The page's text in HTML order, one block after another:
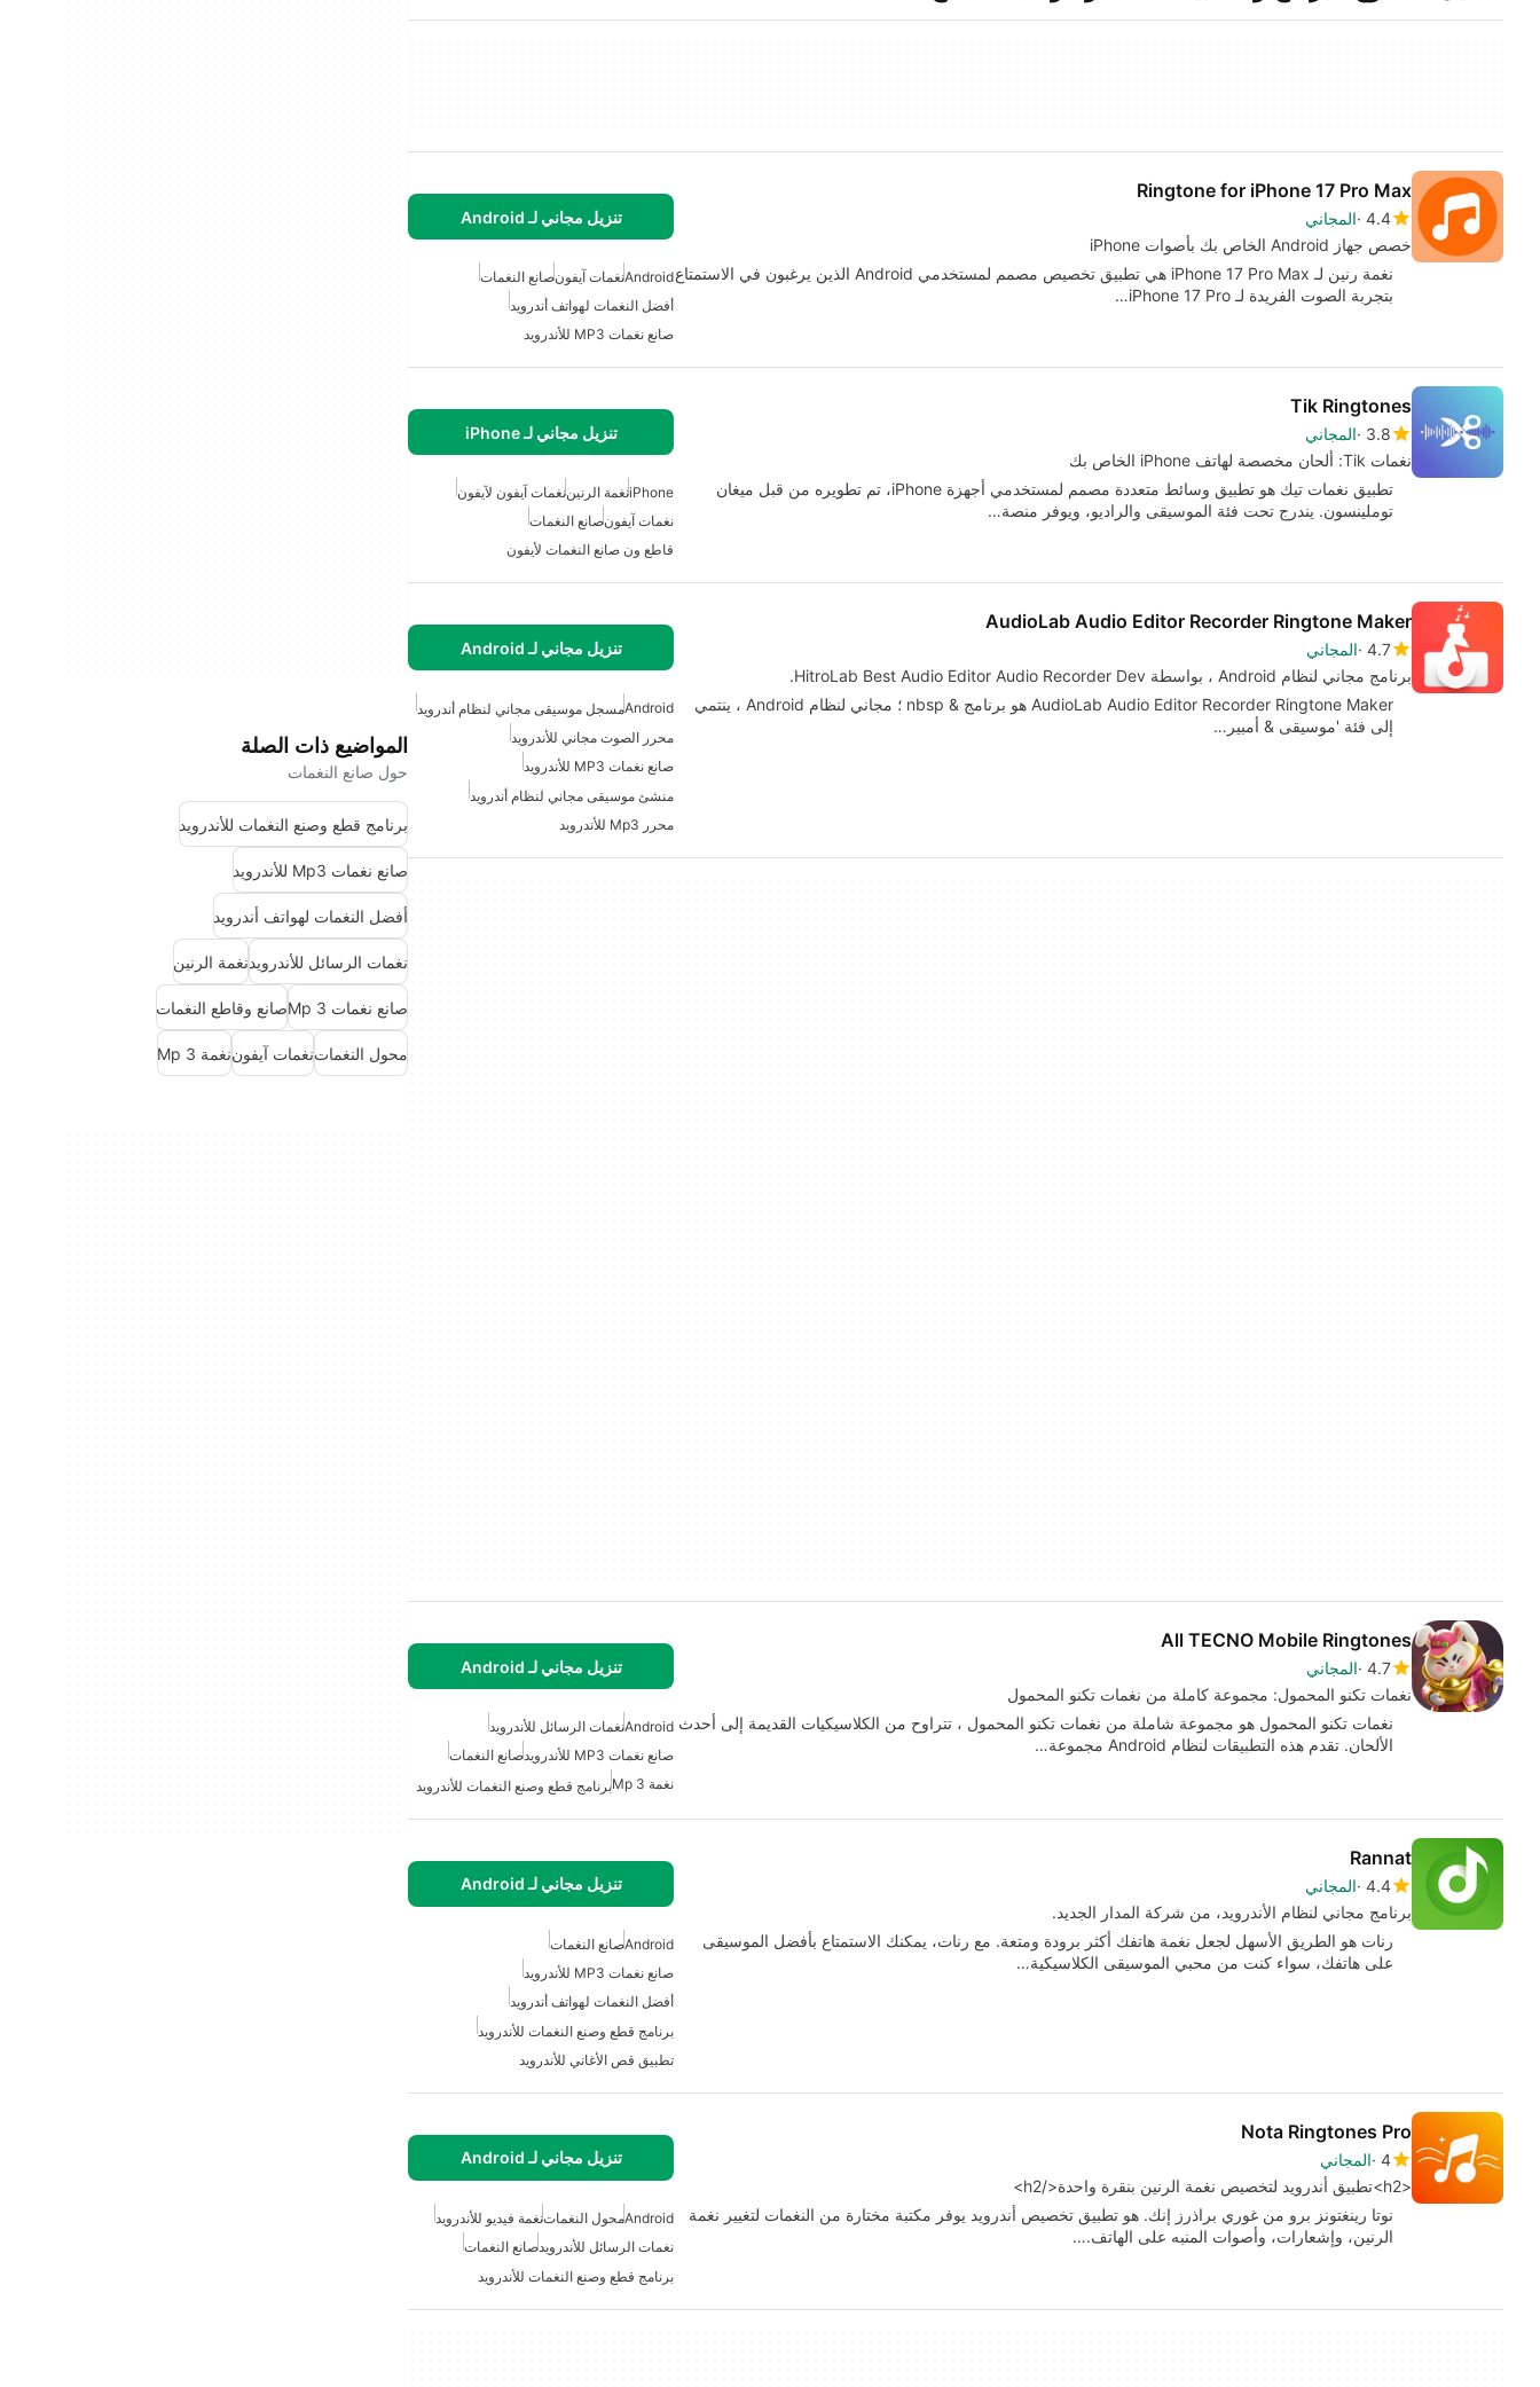
Ringtone for iPhone 17 Pro Max
4.4 المجاني
خصص جهاز Android الخاص بك بأصوات iPhone
تنزيل مجاني لـ Android
نغمة رنين لـ iPhone 17 Pro Max هي تطبيق تخصيص مصمم لمستخدمي Android الذين يرغبون في الاستمتاع
بتجربة الصوت الفريدة لـ iPhone 17 Pro…
Androidنغمات آيفونصانع النغمات
أفضل النغمات لهواتف أندرويد
صانع نغمات MP3 للأندرويد
Tik Ringtones
3.8 المجاني
نغمات Tik: ألحان مخصصة لهاتف iPhone الخاص بك
تنزيل مجاني لـ iPhone
تطبيق نغمات تيك هو تطبيق وسائط متعددة مصمم لمستخدمي أجهزة iPhone، تم تطويره من قبل ميغان
توملينسون. يندرج تحت فئة الموسيقى والراديو، ويوفر منصة…
iPhoneنغمة الرنيننغمات آيفون لآيفون
نغمات آيفونصانع النغمات
قاطع ون صانع النغمات لأيفون
AudioLab Audio Editor Recorder Ringtone Maker
4.7 المجاني
برنامج مجاني لنظام Android ، بواسطة HitroLab Best Audio Editor Audio Recorder Dev.
تنزيل مجاني لـ Android
AudioLab Audio Editor Recorder Ringtone Maker هو برنامج & nbsp ؛ مجاني لنظام Android ، ينتمي
إلى فئة 'موسيقى & أمبير…
Androidمسجل موسيقى مجاني لنظام أندرويد
محرر الصوت مجاني للأندرويد
صانع نغمات MP3 للأندرويد
منشئ موسيقى مجاني لنظام أندرويد
محرر Mp3 للأندرويد
All TECNO Mobile Ringtones
4.7 المجاني
نغمات تكنو المحمول: مجموعة كاملة من نغمات تكنو المحمول
تنزيل مجاني لـ Android
نغمات تكنو المحمول هو مجموعة شاملة من نغمات تكنو المحمول ، تتراوح من الكلاسيكيات القديمة إلى أحدث
الألحان. تقدم هذه التطبيقات لنظام Android مجموعة…
Androidنغمات الرسائل للأندرويد
صانع نغمات MP3 للأندرويد
صانع النغمات
نغمة Mp 3
برنامج قطع وصنع النغمات للأندرويد
Rannat
4.4 المجاني
برنامج مجاني لنظام الأندرويد، من شركة المدار الجديد.
تنزيل مجاني لـ Android
رنات هو الطريق الأسهل لجعل نغمة هاتفك أكثر برودة ومتعة. مع رنات، يمكنك الاستمتاع بأفضل الموسيقى
على هاتفك، سواء كنت من محبي الموسيقى الكلاسيكية…
Androidصانع النغمات
صانع نغمات MP3 للأندرويد
أفضل النغمات لهواتف أندرويد
برنامج قطع وصنع النغمات للأندرويد
تطبيق قص الأغاني للأندرويد
Nota Ringtones Pro
4 المجاني
<h2>تطبيق أندرويد لتخصيص نغمة الرنين بنقرة واحدة</h2>
تنزيل مجاني لـ Android
نوتا رينغتونز برو من غوري براذرز إنك. هو تطبيق تخصيص أندرويد يوفر مكتبة مختارة من النغمات لتغيير نغمة
الرنين، وإشعارات، وأصوات المنبه على الهاتف.…
Androidمحول النغماتنغمة فيديو للأندرويد
نغمات الرسائل للأندرويدصانع النغمات
برنامج قطع وصنع النغمات للأندرويد
المواضيع ذات الصلة
حول صانع النغمات
برنامج قطع وصنع النغمات للأندرويد
صانع نغمات Mp3 للأندرويد
أفضل النغمات لهواتف أندرويد
نغمات الرسائل للأندرويدنغمة الرنين
صانع نغمات Mp 3 صانع وقاطع النغمات
محول النغماتنغمات آيفوننغمة Mp 3